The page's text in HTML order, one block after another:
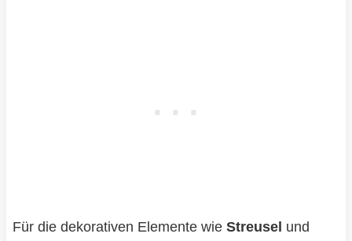
Für die dekorativen Elemente wie Streusel und